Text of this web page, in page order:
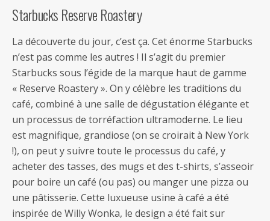
Starbucks Reserve Roastery
La découverte du jour, c’est ça. Cet énorme Starbucks
n’est pas comme les autres ! Il s’agit du premier
Starbucks sous l’égide de la marque haut de gamme
« Reserve Roastery ». On y célèbre les traditions du
café, combiné à une salle de dégustation élégante et
un processus de torréfaction ultramoderne. Le lieu
est magnifique, grandiose (on se croirait à New York
!), on peut y suivre toute le processus du café, y
acheter des tasses, des mugs et des t-shirts, s’asseoir
pour boire un café (ou pas) ou manger une pizza ou
une pâtisserie. Cette luxueuse usine à café a été
inspirée de Willy Wonka, le design a été fait sur